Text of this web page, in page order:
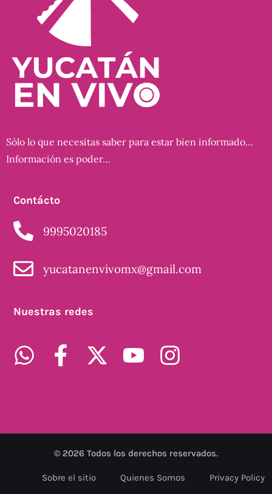
Sólo lo que necesitas saber para estar bien informado…
Información es poder…
Contácto
9995020185
yucatanenvivomx@gmail.com
Nuestras redes
© 2026 Todos los derechos reservados.
Sobre el sitio Quienes Somos Privacy Policy